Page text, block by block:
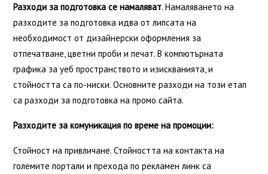
Разходи за подготовка се намаляват. Намаляването на
разходите за подготовка идва от липсата на
необходимост от дизайнерски оформления за
отпечатване, цветни проби и печат. В компютърната
графика за уеб пространството и изискванията, и
стойността са по-ниски. Основните разходи на този етап
са разходи за подготовка на промо сайта.
Разходите за комуникация по време на промоции:
Стойност на привличане. Стойността на контакта на
големите портали и прехода по рекламен линк са